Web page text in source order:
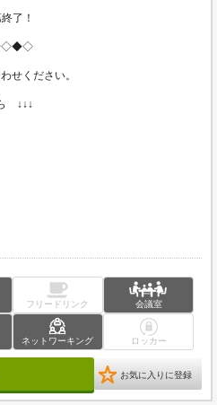
了！
せください。
↓↓↓
フリードリンク 会議室
ネットワーキング ロッカー
お気に入りに登録